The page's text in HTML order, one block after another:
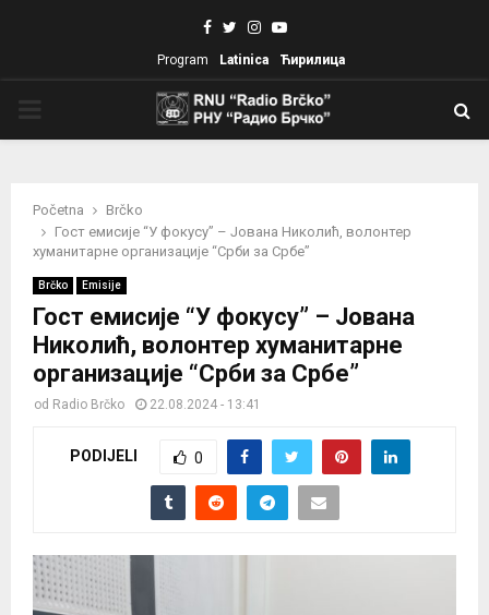
Facebook
TwitterInstagram
Youtube
Program Latinica Ћирилица
Početna
Brčko
Гост емисије “У фокусу” – Јована Николић, волонтер
хуманитарне организације “Срби за Србе”
Brčko Emisije
Гост емисије “У фокусу” – Јована
Николић, волонтер хуманитарне
организације “Срби за Србе”
od Radio Brčko 22.08.2024 - 13:41
PODIJELI 0